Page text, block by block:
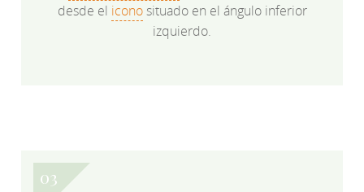
desde el iconosituado en el ángulo inferior
izquierdo.